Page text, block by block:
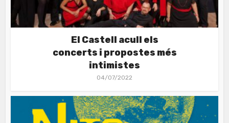
El Castell acull els
concerts i propostes més
intimistes
04/07/2022